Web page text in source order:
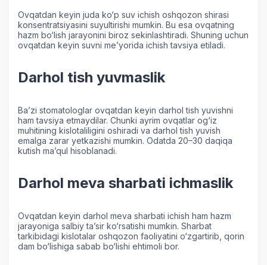
Ovqatdan keyin juda ko‘p suv ichish oshqozon shirasi
konsentratsiyasini suyultirishi mumkin. Bu esa ovqatning
hazm bo‘lish jarayonini biroz sekinlashtiradi. Shuning uchun
ovqatdan keyin suvni me’yorida ichish tavsiya etiladi.
Darhol tish yuvmaslik
Ba’zi stomatologlar ovqatdan keyin darhol tish yuvishni
ham tavsiya etmaydilar. Chunki ayrim ovqatlar og‘iz
muhitining kislotaliligini oshiradi va darhol tish yuvish
emalga zarar yetkazishi mumkin. Odatda 20–30 daqiqa
kutish ma’qul hisoblanadi.
Darhol meva sharbati ichmaslik
Ovqatdan keyin darhol meva sharbati ichish ham hazm
jarayoniga salbiy ta’sir ko‘rsatishi mumkin. Sharbat
tarkibidagi kislotalar oshqozon faoliyatini o‘zgartirib, qorin
dam bo‘lishiga sabab bo‘lishi ehtimoli bor.